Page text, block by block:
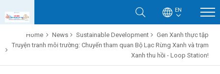
EN
Home News Sustainable Development
Gen Xanh thực tập
Truyện tranh môi trường: Chuyến tham quan Bộ Lạc Rừng Xanh và trạm
Xanh thu hồi - Loop Station!